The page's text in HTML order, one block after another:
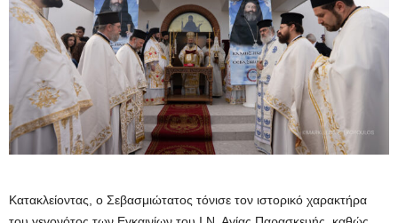
Κατακλείοντας, ο Σεβασμιώτατος τόνισε τον ιστορικό χαρακτήρα